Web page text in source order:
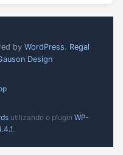
by WordPress. Regal
Design
utilizando o plugin WP-
.